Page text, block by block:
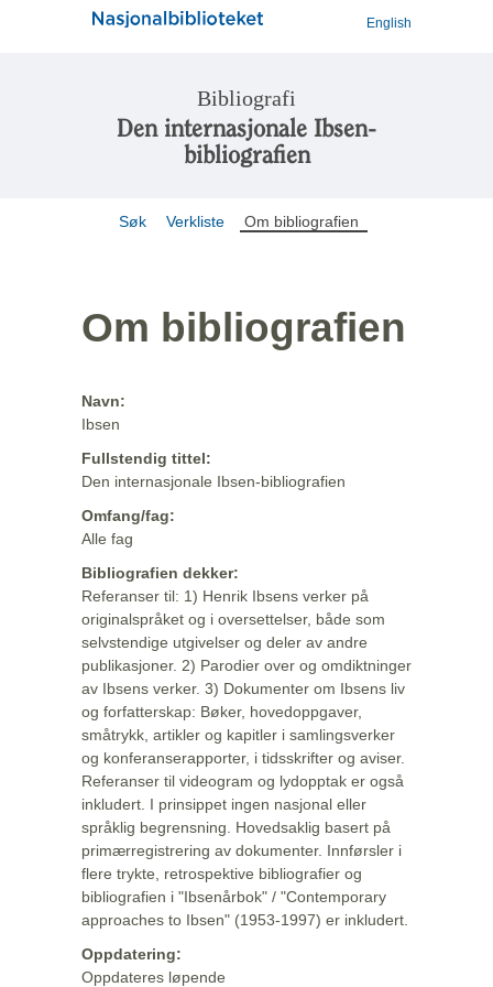
English
Bibliografi
Den internasjonale Ibsen-
bibliografien
Søk Verkliste Om bibliografien
Om bibliografien
Navn:
Ibsen
Fullstendig tittel:
Den internasjonale Ibsen-bibliografien
Omfang/fag:
Alle fag
Bibliografien dekker:
Referanser til: 1) Henrik Ibsens verker på
originalspråket og i oversettelser, både som
selvstendige utgivelser og deler av andre
publikasjoner. 2) Parodier over og omdiktninger
av Ibsens verker. 3) Dokumenter om Ibsens liv
og forfatterskap: Bøker, hovedoppgaver,
småtrykk, artikler og kapitler i samlingsverker
og konferanserapporter, i tidsskrifter og aviser.
Referanser til videogram og lydopptak er også
inkludert. I prinsippet ingen nasjonal eller
språklig begrensning. Hovedsaklig basert på
primærregistrering av dokumenter. Innførsler i
flere trykte, retrospektive bibliografier og
bibliografien i "Ibsenårbok" / "Contemporary
approaches to Ibsen" (1953-1997) er inkludert.
Oppdatering:
Oppdateres løpende